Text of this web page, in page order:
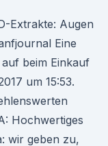
Extrakte: Augen
Eine
beim Einkauf
um 15:53.
Hochwertiges
wir geben zu,